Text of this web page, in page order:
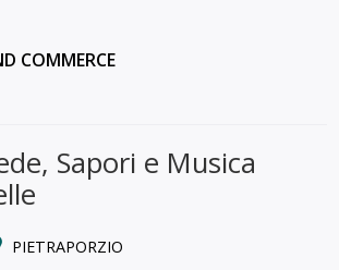
COMMERCE
Sapori e Musica
PIETRAPORZIO